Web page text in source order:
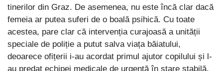
tinerilor din Graz. De asemenea, nu este încă clar dacă
femeia ar putea suferi de o boală psihică. Cu toate
acestea, pare clar că intervenția curajoasă a unității
speciale de poliție a putut salva viața băiatului,
deoarece ofițerii i-au acordat primul ajutor copilului și l-
au predat echipei medicale de urgență în stare stabilă.